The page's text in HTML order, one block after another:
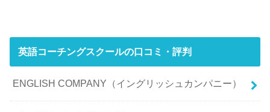
英語コーチングスクールの口コミ・評判
ENGLISH COMPANY（イングリッシュカンパニー）